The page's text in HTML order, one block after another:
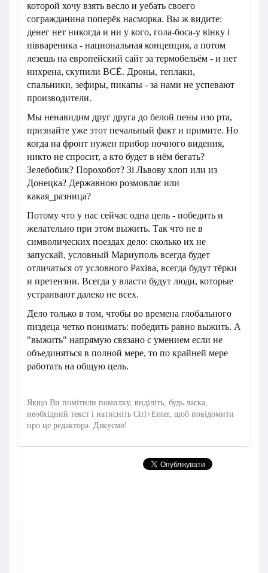
которой хочу взять весло и уебать своего
согражданина поперёк насморка. Вы ж видите:
денег нет никогда и ни у кого, гола-боса-у вінку і
піввареника - национальная концепция, а потом
лезешь на европейский сайт за термобельём - и нет
нихрена, скупили ВСЁ. Дроны, теплаки,
спальники, зефиры, пикапы - за нами не успевают
производители.
Мы ненавидим друг друга до белой пены изо рта,
признайте уже этот печальный факт и примите. Но
когда на фронт нужен прибор ночного видения,
никто не спросит, а кто будет в нём бегать?
Зелебобик? Порохобот? Зі Львову хлоп или из
Донецка? Державною розмовляє или
какая_разница?
Потому что у нас сейчас одна цель - победить и
желательно при этом выжить. Так что не в
символических поездах дело: сколько их не
запускай, условный Мариуполь всегда будет
отличаться от условного Рахіва, всегда будут тёрки
и претензии. Всегда у власти будут люди, которые
устраивают далеко не всех.
Дело только в том, чтобы во времена глобального
пиздеца четко понимать: победить равно выжить. А
"выжить" напрямую связано с умением если не
объединяться в полной мере, то по крайней мере
работать на общую цель.
Якщо Ви помітили помилку, виділіть, будь ласка,
необхідний текст і натисніть Ctrl+Enter, щоб повідомити
про це редактора. Дякуємо!